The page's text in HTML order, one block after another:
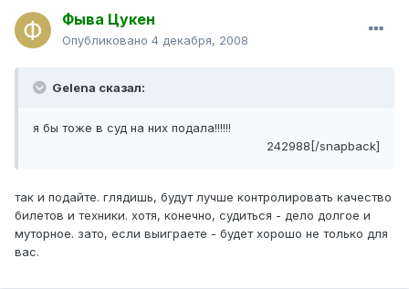
Фыва Цукен
Опубликовано 4 декабря, 2008
Gelena сказал:
я бы тоже в суд на них подала!!!!!!
242988[/snapback]
так и подайте. глядишь, будут лучше контролировать качество
билетов и техники. хотя, конечно, судиться - дело долгое и
муторное. зато, если выиграете - будет хорошо не только для
вас.